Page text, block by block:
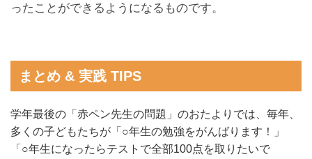
ったことができるようになるものです。
まとめ & 実践 TIPS
学年最後の「赤ペン先生の問題」のおたよりでは、毎年、
多くの子どもたちが「○年生の勉強をがんばります！」
「○年生になったらテストで全部100点を取りたいで